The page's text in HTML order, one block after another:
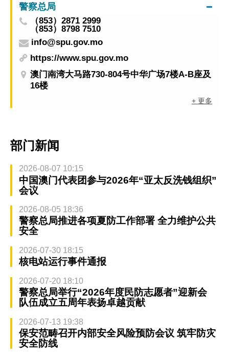
警察总局
（853）2871 2999
（853）8798 7510
info@spu.gov.mo
https://www.spu.gov.mo
澳门南湾大马路730-804号中华广场7楼A-B座及
16楼
+ 更多
部门新闻
2026-08-07 10:15
中国澳门代表团参与2026年“亚太反洗钱组织”
会议
2026-08-05 18:36
警察总局推进各项夏防工作部署 全力维护公共
安全
2026-07-30 18:15
核电站运行事件通报
2026-07-20 18:10
警察总局举行“2026年度民防志愿者”迎新会
队伍成立五周年表扬卓越贡献
2026-07-13 19:38
保安范畴召开内部安全风险预防会议 筑牢防灾
安全防线